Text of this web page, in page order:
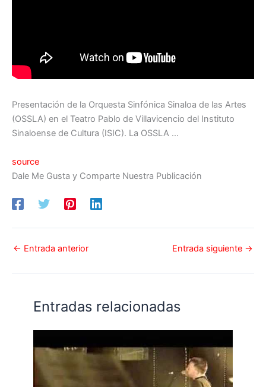
Presentación de la Orquesta Sinfónica Sinaloa de las Artes
(OSSLA) en el Teatro Pablo de Villavicencio del Instituto
Sinaloense de Cultura (ISIC). La OSSLA …
source
Dale Me Gusta y Comparte Nuestra Publicación
← Entrada anterior Entrada siguiente →
Entradas relacionadas